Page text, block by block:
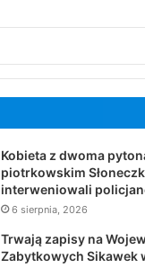
Kobieta z dwoma
piotrkowskim
interweniowali
6 sierpnia, 2026
Trwają zapisy na
Zabytkowych Sikawek